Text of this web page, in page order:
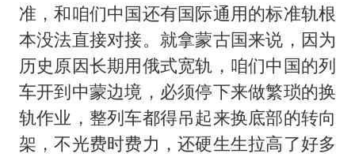
准，和咱们中国还有国际通用的标准轨根
本没法直接对接。就拿蒙古国来说，因为
历史原因长期用俄式宽轨，咱们中国的列
车开到中蒙边境，必须停下来做繁琐的换
轨作业，整列车都得吊起来换底部的转向
架，不光费时费力，还硬生生拉高了好多